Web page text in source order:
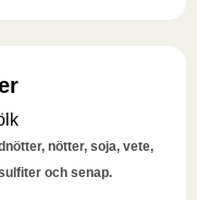
nötter, soja, vete,
och senap.